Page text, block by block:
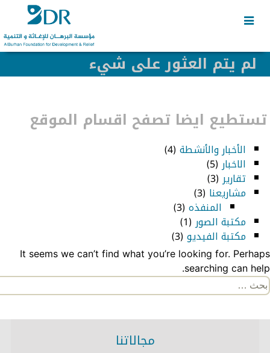
content
لم يتم العثور على شيء
تستطيع ايضا تصفح اقسام الموقع
الأخبار والأنشطة (4)
الاخبار(5)
تقارير(3)
مشاريعنا (3)
المنفذه (3)
مكتبة الصور(1)
مكتبة الفيديو (3)
It seems we can’t find what you’re looking for. Perhaps
searching can help.
البحث
عن:
مجالاتنا